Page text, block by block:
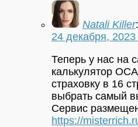
Natali Killer:
24 декабря,
Теперь у нас на
калькулятор
страховку в 16
выбрать самый
Сервис
https://